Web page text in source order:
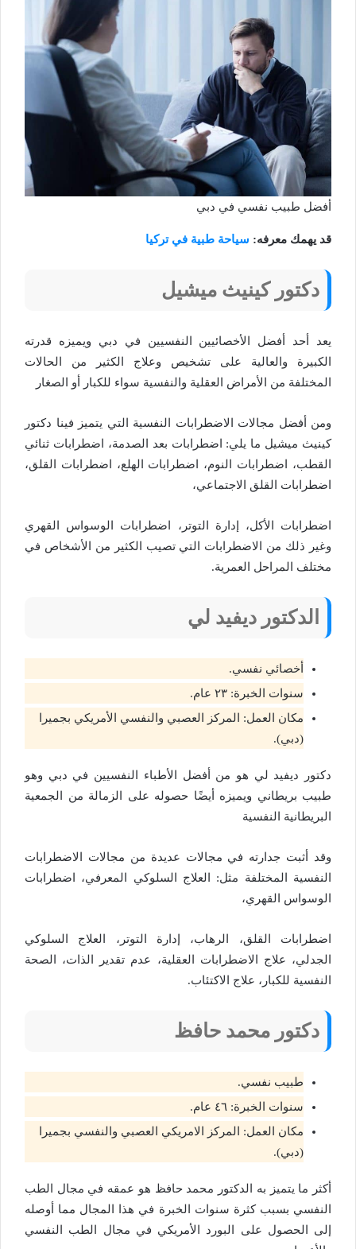
أفضل طبيب نفسي في دبي
قد يهمك معرفه: سياحة طبية في تركيا
دكتوركينيث ميشيل
يعد أحد أفضل الأخصائيين النفسيين في دبي ويميزه قدرته
الكبيرة والعالية على تشخيص وعلاج الكثير من الحالات
المختلفة من الأمراض العقلية والنفسية سواء للكبار أو الصغار
ومن أفضل مجالات الاضطرابات النفسية التي يتميز فينا دكتور
كينيث ميشيل ما يلي: اضطرابات بعد الصدمة، اضطرابات ثنائي
القطب، اضطرابات النوم، اضطرابات الهلع، اضطرابات القلق،
اضطرابات القلق الاجتماعي،
اضطرابات الأكل، إدارة التوتر، اضطرابات الوسواس القهري
وغير ذلك من الاضطرابات التي تصيب الكثير من الأشخاص في
مختلف المراحل العمرية.
الدكتور ديفيد لي
أخصائي نفسي.
سنوات الخبرة: ٢٣ عام.
مكان العمل: المركز العصبي والنفسي الأمريكي بجميرا
(دبي).
دكتور ديفيد لي هو من أفضل الأطباء النفسيين في دبي وهو
طبيب بريطاني ويميزه أيضًا حصوله على الزمالة من الجمعية
البريطانية النفسية
وقد أثبت جدارته في مجالات عديدة من مجالات الاضطرابات
النفسية المختلفة مثل: العلاج السلوكي المعرفي، اضطرابات
الوسواس القهري،
اضطرابات القلق، الرهاب، إدارة التوتر، العلاج السلوكي
الجدلي، علاج الاضطرابات العقلية، عدم تقدير الذات، الصحة
النفسية للكبار، علاج الاكتئاب.
دكتور محمد حافظ
طبيب نفسي.
سنوات الخبرة: ٤٦ عام.
مكان العمل: المركز الامريكي العصبي والنفسي بجميرا
(دبي).
أكثر ما يتميز به الدكتور محمد حافظ هو عمقه في مجال الطب
النفسي بسبب كثرة سنوات الخبرة في هذا المجال مما أوصله
إلى الحصول على البورد الأمريكي في مجال الطب النفسي